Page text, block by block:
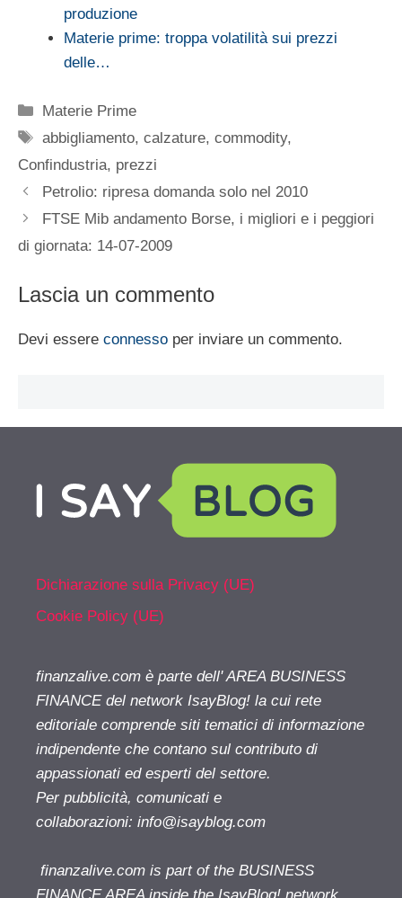
produzione
Materie prime: troppa volatilità sui prezzi
delle…
Categorie
Materie Prime
Tag
abbigliamento,calzature,commodity,
Confindustria, prezzi
Petrolio: ripresa domanda solo nel 2010
FTSE Mib andamento Borse, i migliori e i peggiori
di giornata: 14-07-2009
Lascia un commento
Devi essere connesso per inviare un commento.
Dichiarazione sulla Privacy (UE)
Cookie Policy (UE)
finanzalive.com è parte dell' AREA BUSINESS
FINANCE del network IsayBlog! la cui rete
editoriale comprende siti tematici di informazione
indipendente che contano sul contributo di
appassionati ed esperti del settore.
Per pubblicità, comunicati e
collaborazioni: info@isayblog.com
finanzalive.com is part of the BUSINESS